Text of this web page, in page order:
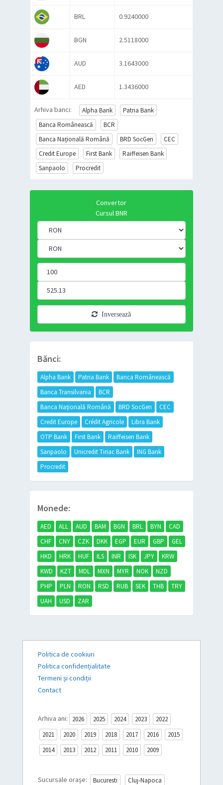
BRL 0.9240000
BGN 2.5118000
AUD 3.1643000
AED 1.3436000
Arhiva banci: Alpha Bank
Patria Bank
Banca Românească
BCR
Banca Națională Română
BRD SocGen
CEC
Credit Europe
First Bank
Raiffeisen Bank
Sanpaolo
Procredit
Convertor
Cursul BNR
Inversează
Bănci:
Alpha Bank Patria Bank
Banca Românească
Banca Transilvania
BCR
Banca Națională Română
BRD SocGen
CEC
Credit Europe
Crédit Agricole
Libra Bank
OTP Bank
First Bank
Raiffeisen Bank
Sanpaolo
Unicredit Tiriac Bank
ING Bank
Procredit
Monede:
AED ALL AUD BAM BGN BRL BYN
CAD
CHF
CNY CZK DKK EGP EUR GBP
GEL
HKD
HRK HUF ILS INR ISK JPY
KRW
KWD
KZT MDL MXN MYR NOK
NZD
PHP
PLN RON RSD RUB SEK THB
TRY
UAH
USD ZAR
Politica de cookiuri
Politica confidențialitate
Termeni și condiții
Contact
Arhiva ani: 2026 2025 2024 2023
2022
2021
2020 2019 2018 2017 2016
2015
2014
2013 2012 2011 2010 2009
Sucursale orașe: Bucuresti Cluj-Napoca